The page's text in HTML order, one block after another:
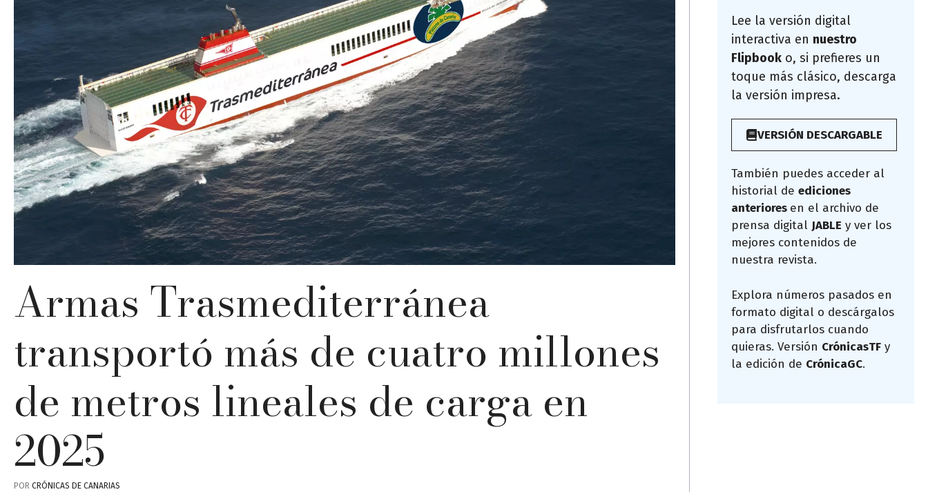
Armas Trasmediterránea
transportó más de cuatro millones
de metros lineales de carga en
2025
POR CRÓNICAS DE CANARIAS
Lee la versión digital
interactiva en nuestro
Flipbook o, si prefieres un
toque más clásico, descarga
la versión impresa.
VERSIÓN DESCARGABLE
También puedes acceder al
historial de ediciones
anteriores en el archivo de
prensa digital JABLE y ver los
mejores contenidos de
nuestra revista.
Explora números pasados en
formato digital o descárgalos
para disfrutarlos cuando
quieras. Versión CrónicasTF y
la edición de CrónicaGC.